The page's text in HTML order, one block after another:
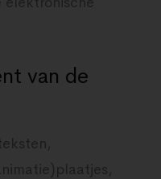
van de